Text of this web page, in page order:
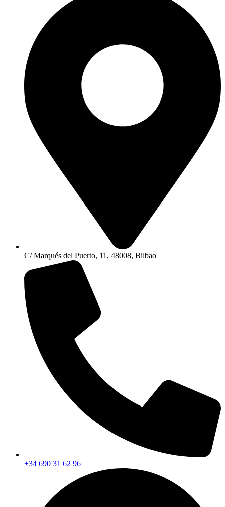
C/ Marqués del Puerto, 11, 48008, Bilbao
+34 690 31 62 96